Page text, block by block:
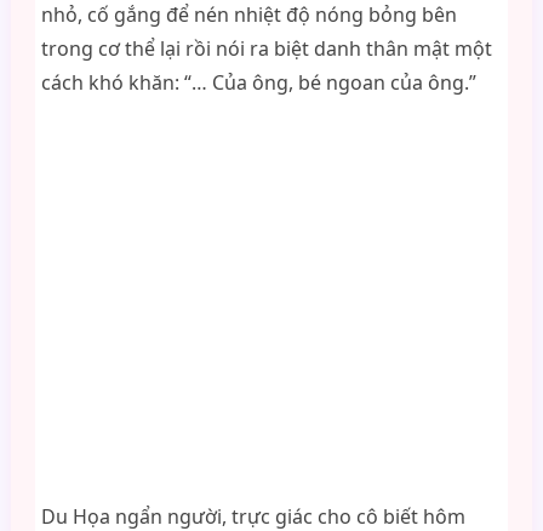
nhỏ, cố gắng để nén nhiệt độ nóng bỏng bên
trong cơ thể lại rồi nói ra biệt danh thân mật một
cách khó khăn: “… Của ông, bé ngoan của ông.”
Du Họa ngẩn người, trực giác cho cô biết hôm